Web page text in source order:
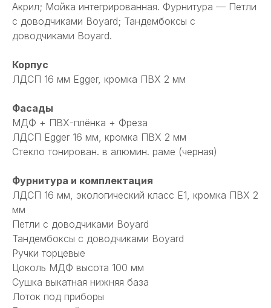
Акрил; Мойка интегрированная. Фурнитура — Петли
с доводчиками Boyard; Тандембоксы с
доводчиками Boyard.
Корпус
ЛДСП 16 мм Egger, кромка ПВХ 2 мм
Фасады
МДФ + ПВХ-плёнка + Фреза
ЛДСП Egger 16 мм, кромка ПВХ 2 мм
Стекло тонирован. в алюмин. раме (черная)
Фурнитура и комплектация
ЛДСП 16 мм, экологический класс Е1, кромка ПВХ 2
мм
Петли с доводчиками Boyard
Тандембоксы с доводчиками Boyard
Ручки торцевые
Цоколь МДФ высота 100 мм
Сушка выкатная нижняя база
Лоток под приборы